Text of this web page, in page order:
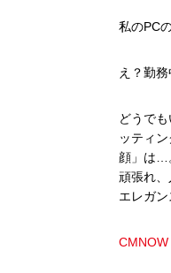
私のPC
え？勤
どうで
ッティ
顔」は…
頑張れ
エレガ
CMNOW